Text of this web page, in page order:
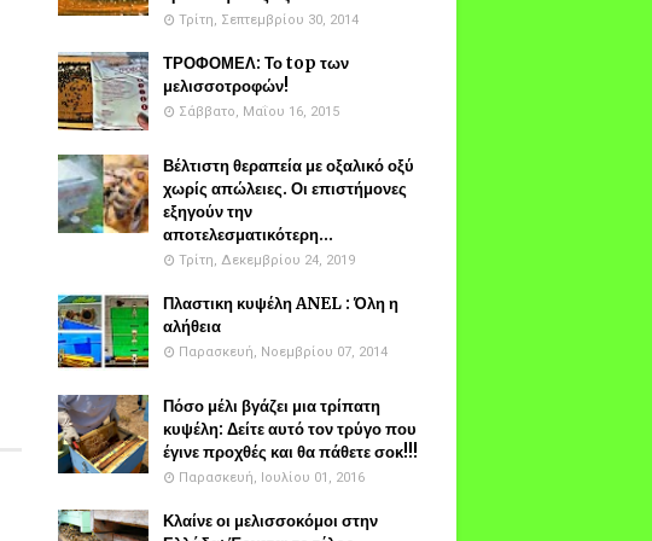
Τρίτη, Σεπτεμβρίου 30, 2014
ΤΡΟΦΟΜΕΛ: Το top των
μελισσοτροφών!
Σάββατο, Μαΐου 16, 2015
Βέλτιστη θεραπεία με οξαλικό οξύ
χωρίς απώλειες. Οι επιστήμονες
εξηγούν την
αποτελεσματικότερη...
Τρίτη, Δεκεμβρίου 24, 2019
Πλαστικη κυψέλη ANEL : Όλη η
αλήθεια
Παρασκευή, Νοεμβρίου 07, 2014
Πόσο μέλι βγάζει μια τρίπατη
κυψέλη: Δείτε αυτό τον τρύγο που
έγινε προχθές και θα πάθετε σοκ!!!
Παρασκευή, Ιουλίου 01, 2016
Κλαίνε οι μελισσοκόμοι στην